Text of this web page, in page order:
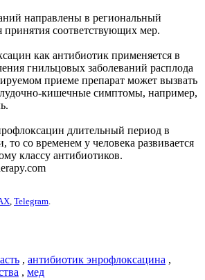
направлены в региональный
принятия соответствующих мер.
как антибиотик применяется в
гнильцовых заболеваний расплода
приеме препарат может вызвать
кишечные симптомы, например,
длительный период в
то со временем у человека развивается
классу антибиотиков.
, Telegram.
, антибиотик энрофлоксацина ,
, мед